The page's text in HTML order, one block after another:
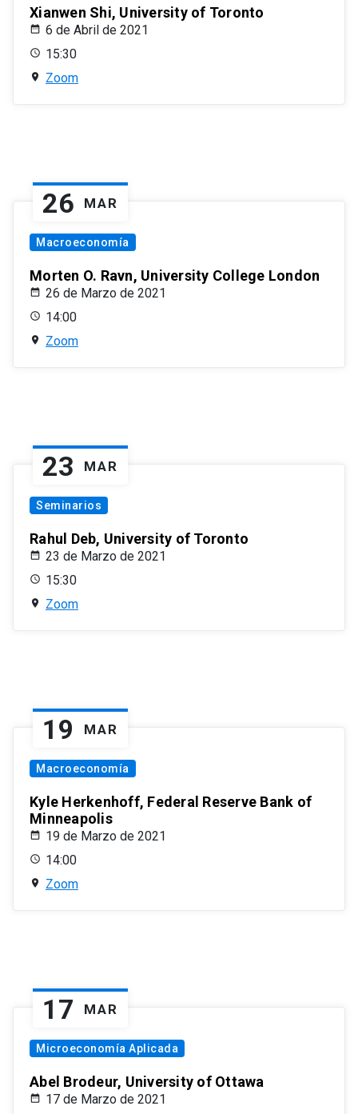
Xianwen Shi, University of Toronto
6 de Abril de 2021
15:30
Zoom
26 MAR
Macroeconomía
Morten O. Ravn, University College London
26 de Marzo de 2021
14:00
Zoom
23 MAR
Seminarios
Rahul Deb, University of Toronto
23 de Marzo de 2021
15:30
Zoom
19 MAR
Macroeconomía
Kyle Herkenhoff, Federal Reserve Bank of
Minneapolis
19 de Marzo de 2021
14:00
Zoom
17 MAR
Microeconomía Aplicada
Abel Brodeur, University of Ottawa
17 de Marzo de 2021